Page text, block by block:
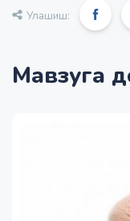
Улашиш:
Мавзуга